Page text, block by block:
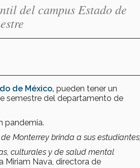
del campus Estado de
de México, pueden tener un
semestre del departamento de
pandemia.
Monterrey brinda a sus estudiantes,
culturales y de salud mental
Miriam Nava, directora de